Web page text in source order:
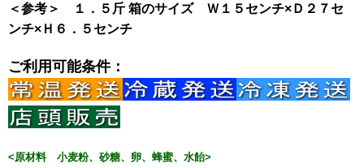
＜参考＞ １．５斤 箱のサイズ Ｗ１５センチ×Ｄ２７セ
ンチ×Ｈ６．５センチ
ご利用可能条件：
<原材料 小麦粉、砂糖、卵、蜂蜜、水飴>